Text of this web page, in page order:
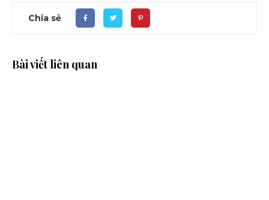
Chia sẻ
Bài viết liên quan